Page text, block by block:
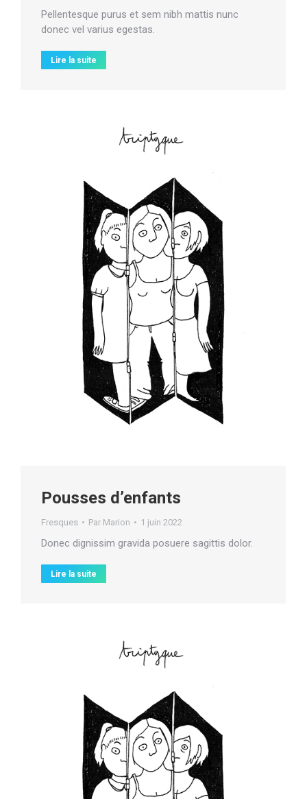
Pellentesque purus et sem nibh mattis nunc
donec vel varius egestas.
Lire la suite
Pousses d’enfants
Fresques Par Marion 1 juin 2022
Donec dignissim gravida posuere sagittis dolor.
Lire la suite